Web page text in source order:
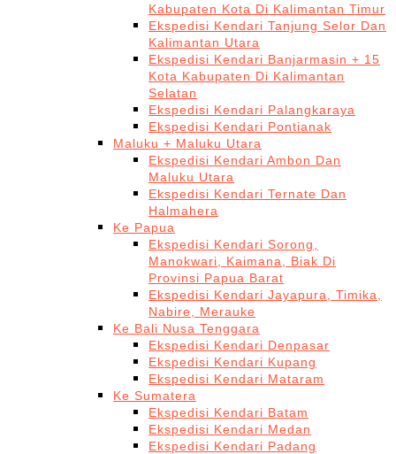
Kabupaten Kota Di Kalimantan Timur
Ekspedisi Kendari Tanjung Selor Dan
Kalimantan Utara
Ekspedisi Kendari Banjarmasin + 15
Kota Kabupaten Di Kalimantan
Selatan
Ekspedisi Kendari Palangkaraya
Ekspedisi Kendari Pontianak
Maluku + Maluku Utara
Ekspedisi Kendari Ambon Dan
Maluku Utara
Ekspedisi Kendari Ternate Dan
Halmahera
Ke Papua
Ekspedisi Kendari Sorong,
Manokwari, Kaimana, Biak Di
Provinsi Papua Barat
Ekspedisi Kendari Jayapura, Timika,
Nabire, Merauke
Ke Bali Nusa Tenggara
Ekspedisi Kendari Denpasar
Ekspedisi Kendari Kupang
Ekspedisi Kendari Mataram
Ke Sumatera
Ekspedisi Kendari Batam
Ekspedisi Kendari Medan
Ekspedisi Kendari Padang